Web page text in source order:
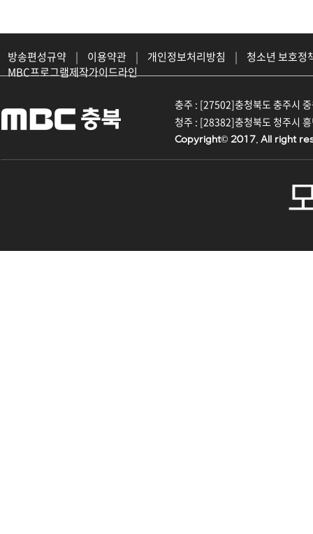
방송편성규약 | 이용약관 | 개인정보처리방침 |
청소년 보호정
MBC프로그램제작가이드라인
충주 : [27502]충청북도 충주시
청주 : [28382]충청북도 청주시
Copyright© 2017. All right